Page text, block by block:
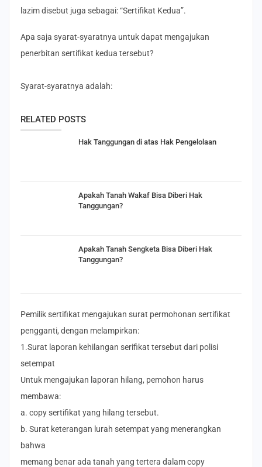
lazim disebut juga sebagai: “Sertifikat Kedua”.
Apa saja syarat-syaratnya untuk dapat mengajukan
penerbitan sertifikat kedua tersebut?
Syarat-syaratnya adalah:
RELATED POSTS
Hak Tanggungan di atas Hak Pengelolaan
Apakah Tanah Wakaf Bisa Diberi Hak
Tanggungan?
Apakah Tanah Sengketa Bisa Diberi Hak
Tanggungan?
Pemilik sertifikat mengajukan surat permohonan sertifikat
pengganti, dengan melampirkan:
1.Surat laporan kehilangan serifikat tersebut dari polisi
setempat
Untuk mengajukan laporan hilang, pemohon harus
membawa:
a. copy sertifikat yang hilang tersebut.
b. Surat keterangan lurah setempat yang menerangkan
bahwa
memang benar ada tanah yang tertera dalam copy